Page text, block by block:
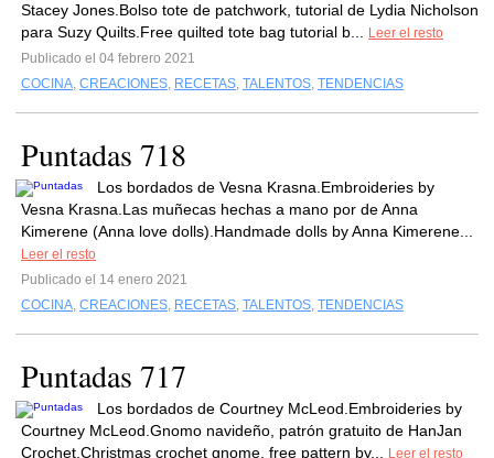
Stacey Jones.Bolso tote de patchwork, tutorial de Lydia Nicholson
para Suzy Quilts.Free quilted tote bag tutorial b...
Leer el resto
Publicado el 04 febrero 2021
COCINA, CREACIONES, RECETAS, TALENTOS, TENDENCIAS
Puntadas 718
Los bordados de Vesna Krasna.Embroideries by
Vesna Krasna.Las muñecas hechas a mano por de Anna
Kimerene (Anna love dolls).Handmade dolls by Anna Kimerene...
Leer el resto
Publicado el 14 enero 2021
COCINA, CREACIONES, RECETAS, TALENTOS, TENDENCIAS
Puntadas 717
Los bordados de Courtney McLeod.Embroideries by
Courtney McLeod.Gnomo navideño, patrón gratuito de HanJan
Crochet.Christmas crochet gnome, free pattern by...
Leer el resto